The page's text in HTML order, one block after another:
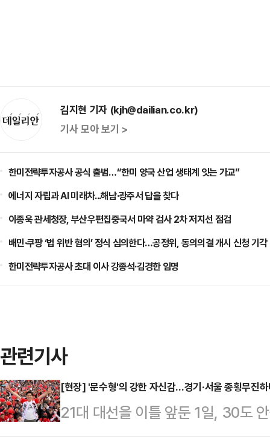
김지현 기자 (kjh@dailian.co.kr)
기사 모아 보기 >
한미전략투자공사 공식 출범…“한미 양국 산업 생태계 잇는 가교”
에너지 자립과 AI 미래차...해남·광주서 답을 찾다
이종욱 관세청장, 부산우편집중국서 마약 검사 2차 저지선 점검
배민·쿠팡 ‘법 위반 혐의’ 정식 심의한다…공정위, 동의의결 개시 신청 기각
한미전략투자공사 초대 이사 강종석·김경한 임명
관련기사
[현장] '문수형'의 강한 자신감…경기·서울 종횡무진
21대 대선을 이틀 앞둔 1일, 30도
선 후보의 열정을 누그러뜨리지 못